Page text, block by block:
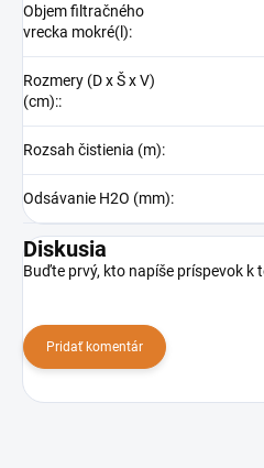
Objem filtračného
vrecka mokré(l):
Rozmery (D x Š x V)
(cm)::
Rozsah čistienia (m):
Odsávanie H2O (mm):
Diskusia
Buďte prvý, kto napíše príspevok k
Pridať komentár